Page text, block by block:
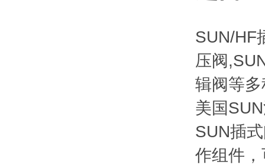
SUN/HF
压阀
辑阀等
美国
SUN插
作组件